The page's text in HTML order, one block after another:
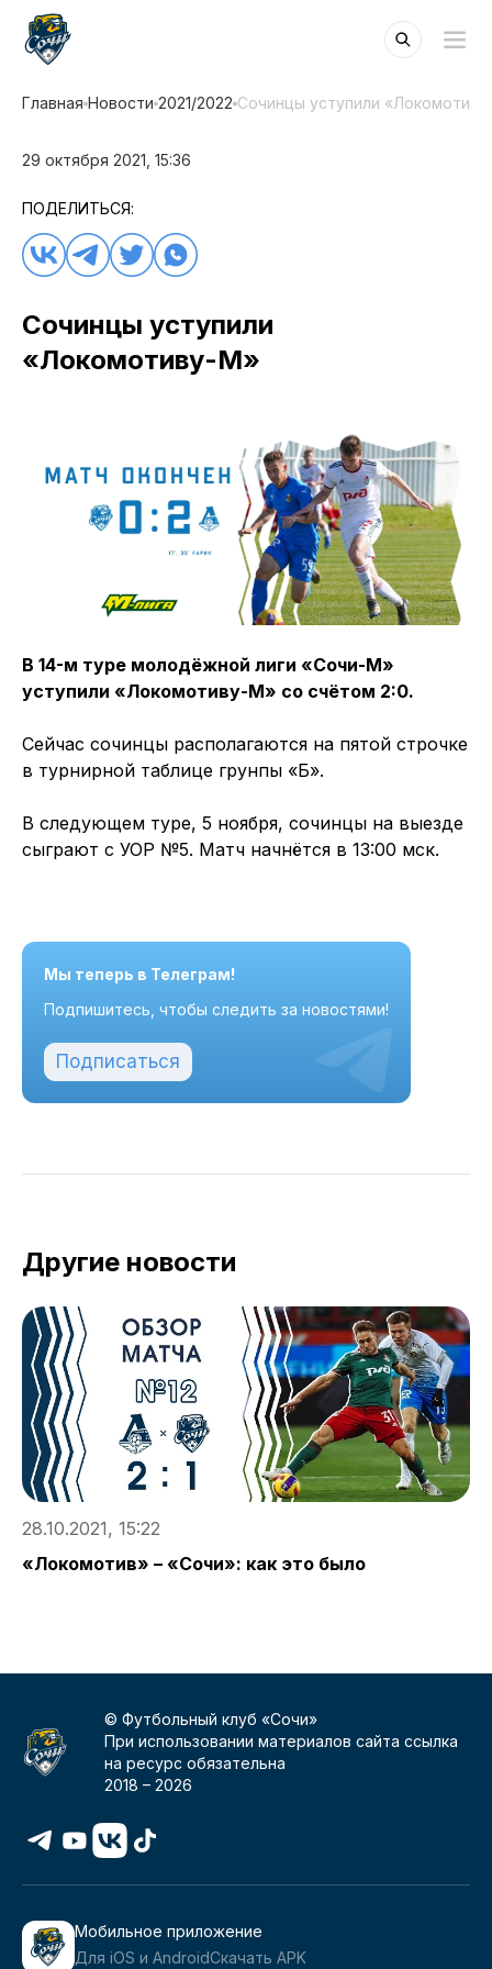
Главная Новости 2021/2022 Сочинцы уступили
29 октября 2021, 15:36
ПОДЕЛИТЬСЯ:
Сочинцы уступили
«Локомотиву-М»
В 14-м туре молодёжной лиги «Сочи-М»
уступили «Локомотиву-М» со счётом 2:0.
Сейчас сочинцы располагаются на пятой строчке
в турнирной таблице грунпы «Б».
В следующем туре, 5 ноября, сочинцы на выезде
сыграют с УОР №5. Матч начнётся в 13:00 мск.
Мы теперь в Телеграм!
Подпишитесь, чтобы следить за новостями!
Подписаться
Другие новости
28.10.2021, 15:22
«Локомотив» – «Сочи»: как это было
© Футбольный клуб «Сочи»
При использовании материалов сайта ссылка
на ресурс обязательна
2018 –2026
Мобильное приложение
Для iOS и AndroidСкачать APK